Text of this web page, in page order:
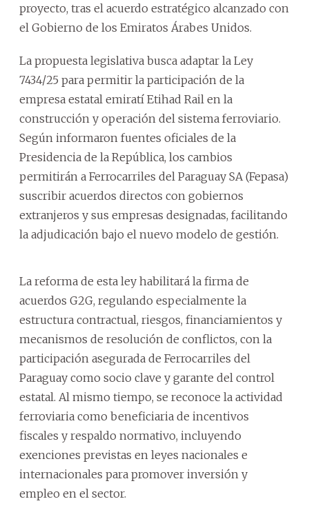
proyecto, tras el acuerdo estratégico alcanzado con
el Gobierno de los Emiratos Árabes Unidos.
La propuesta legislativa busca adaptar la Ley
7434/25 para permitir la participación de la
empresa estatal emiratí Etihad Rail en la
construcción y operación del sistema ferroviario.
Según informaron fuentes oficiales de la
Presidencia de la República, los cambios
permitirán a Ferrocarriles del Paraguay SA (Fepasa)
suscribir acuerdos directos con gobiernos
extranjeros y sus empresas designadas, facilitando
la adjudicación bajo el nuevo modelo de gestión.
La reforma de esta ley habilitará la firma de
acuerdos G2G, regulando especialmente la
estructura contractual, riesgos, financiamientos y
mecanismos de resolución de conflictos, con la
participación asegurada de Ferrocarriles del
Paraguay como socio clave y garante del control
estatal. Al mismo tiempo, se reconoce la actividad
ferroviaria como beneficiaria de incentivos
fiscales y respaldo normativo, incluyendo
exenciones previstas en leyes nacionales e
internacionales para promover inversión y
empleo en el sector.